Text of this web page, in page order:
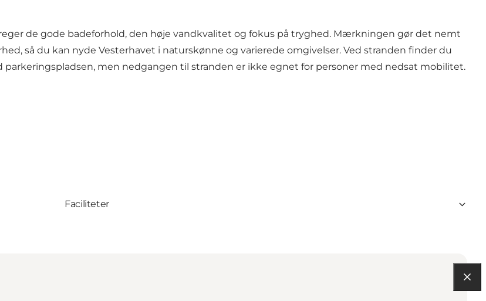
de gode badeforhold, den høje vandkvalitet og fokus på tryghed. Mærkningen gør det nemt
så du kan nyde Vesterhavet i naturskønne og varierede omgivelser. Ved stranden finder du
men nedgangen til stranden er ikke egnet for personer med nedsat mobilitet.
Faciliteter